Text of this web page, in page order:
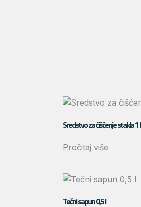
Sredstvo za čišćenje stakla 1 l
Pročitaj više
Tečni sapun 0,5 l